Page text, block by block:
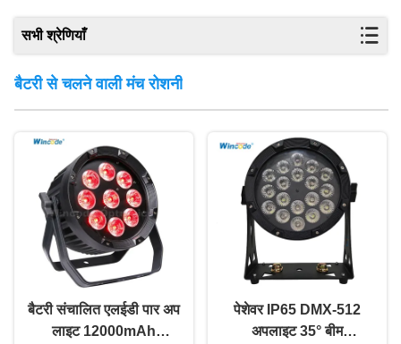
सभी श्रेणियाँ
बैटरी से चलने वाली मंच रोशनी
बैटरी संचालित एलईडी पार अप
लाइट 12000mAh
पेशेवर IP65 DMX-512
अपलाइट 35° बीम